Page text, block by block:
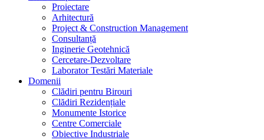
Proiectare
Arhitectură
Project & Construction Management
Consultanță
Inginerie Geotehnică
Cercetare-Dezvoltare
Laborator Testări Materiale
Domenii
Clădiri pentru Birouri
Clădiri Rezidențiale
Monumente Istorice
Centre Comerciale
Obiective Industriale